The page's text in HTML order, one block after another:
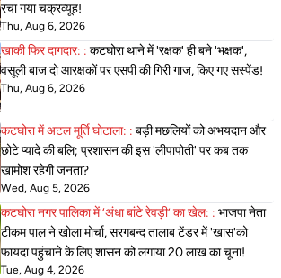
रचा गया चक्रव्यूह!
Thu, Aug 6, 2026
खाकी फिर दागदार: : कटघोरा थाने में 'रक्षक' ही बने 'भक्षक',
वसूली बाज दो आरक्षकों पर एसपी की गिरी गाज, किए गए सस्पेंड!
Thu, Aug 6, 2026
कटघोरा में अटल मूर्ति घोटाला: : बड़ी मछलियों को अभयदान और
छोटे प्यादे की बलि; प्रशासन की इस 'लीपापोती' पर कब तक
खामोश रहेगी जनता?
Wed, Aug 5, 2026
कटघोरा नगर पालिका में ‘अंधा बांटे रेवड़ी’ का खेल: : भाजपा नेता
टीकम पाल ने खोला मोर्चा, सरगबन्द तालाब टेंडर में 'खास'को
फायदा पहुंचाने के लिए शासन को लगाया 20 लाख का चूना!
Tue, Aug 4, 2026